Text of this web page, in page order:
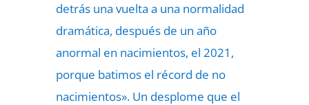
detrás una vuelta a una normalidad
dramática, después de un año
anormal en nacimientos, el 2021,
porque batimos el récord de no
nacimientos». Un desplome que el